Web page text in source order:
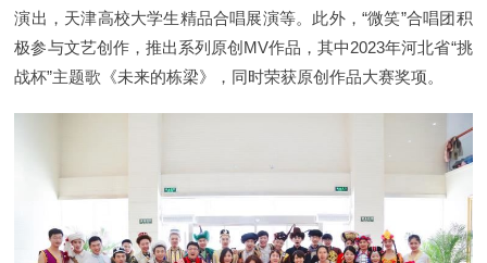
演出，天津高校大学生精品合唱展演等。此外，“微笑”合唱团积
极参与文艺创作，推出系列原创MV作品，其中2023年河北省“挑
战杯”主题歌《未来的栋梁》，同时荣获原创作品大赛奖项。